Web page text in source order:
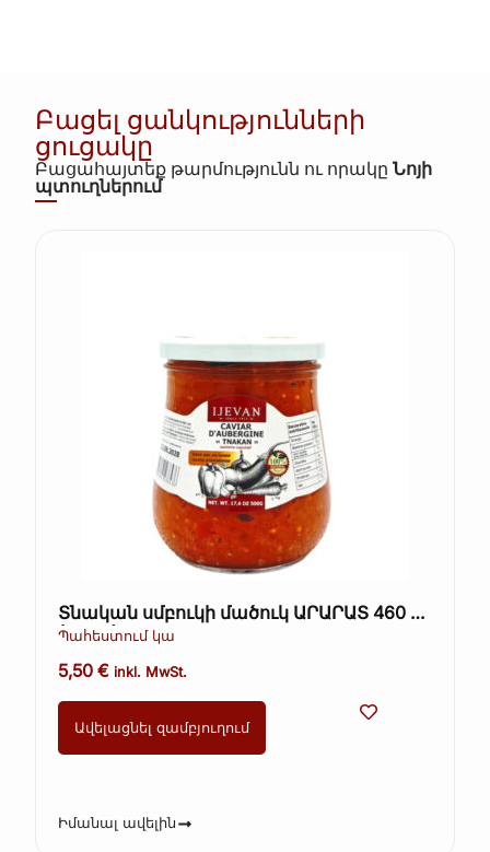
Բացել ցանկությունների
ցուցակը
Բացահայտեք թարմությունն ու որակըՆոյի
պտուղներում
Տնական սմբուկի մածուկ ԱՐԱՐԱՏ 460 գ
(Kopie)
Պահեստում կա
5,50€ inkl. MwSt.
Ավելացնել զամբյուղում
Իմանալ ավելին